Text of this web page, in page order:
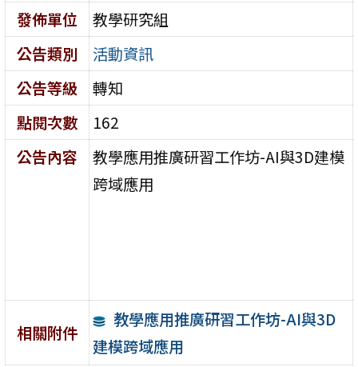
發佈單位
教學研究組
公告類別
活動資訊
公告等級
轉知
點閱次數
162
公告內容
教學應用推廣研習工作坊-AI與3D建模
跨域應用
相關附件
教學應用推廣研習工作坊-AI與3D
建模跨域應用